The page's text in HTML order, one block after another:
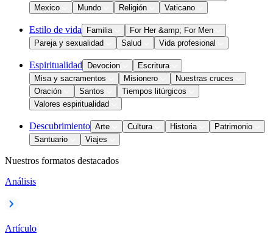
Mexico
Mundo Religión Vaticano
Estilo de vida Familia
For Her &amp; For Men
Pareja y sexualidad
Salud Vida profesional
Espiritualidad Devocion
Escritura
Misa y sacramentos
Misionero
Nuestras cruces
Oración
Santos
Tiempos litúrgicos
Valores espiritualidad
Descubrimiento Arte Cultura Historia
Patrimonio
Santuario
Viajes
Nuestros formatos destacados
Análisis
Artículo